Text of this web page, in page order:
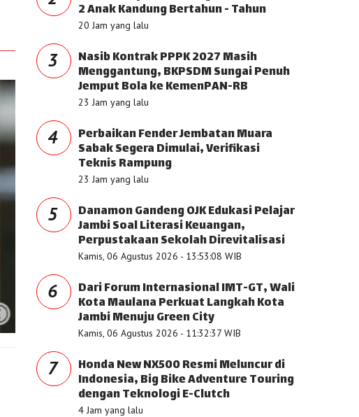
2 Anak Kandung Bertahun - Tahun
20 Jam yang lalu
3 Nasib Kontrak PPPK 2027 Masih
Menggantung, BKPSDM Sungai Penuh
Jemput Bola ke KemenPAN-RB
23 Jam yang lalu
4 Perbaikan Fender Jembatan Muara
Sabak Segera Dimulai, Verifikasi
Teknis Rampung
23 Jam yang lalu
5 Danamon Gandeng OJK Edukasi Pelajar
Jambi Soal Literasi Keuangan,
Perpustakaan Sekolah Direvitalisasi
Kamis, 06 Agustus 2026 - 13:53:08 WIB
6 Dari Forum Internasional IMT-GT, Wali
Kota Maulana Perkuat Langkah Kota
Jambi Menuju Green City
Kamis, 06 Agustus 2026 - 11:32:37 WIB
7 Honda New NX500 Resmi Meluncur di
Indonesia, Big Bike Adventure Touring
dengan Teknologi E-Clutch
4 Jam yang lalu